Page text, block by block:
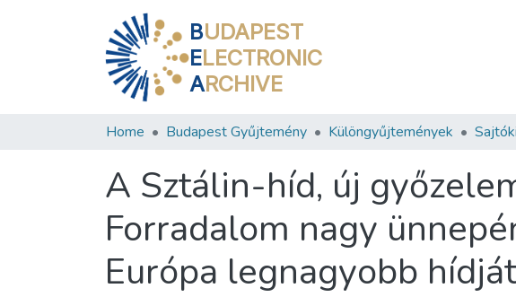
BUDAPEST
ELECTRONIC
ARCHIVE
Home Budapest Gyűjtemény Különgyűjtemények
A Sztálin-híd, új
Forradalom nagy
Európa legnagyobb hídját